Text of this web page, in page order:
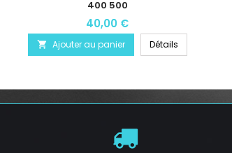
400 500
40,00 €
 Ajouter au panier Détails